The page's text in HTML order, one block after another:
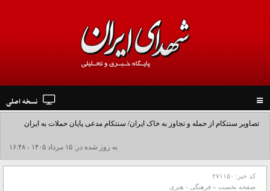
navigation
نسخه اصلی
تصاویر سنتکام از حمله و تجاوز به خاک ایران/ سنتکام مدعی پایان حملات به ایران
شد+فیلم به روز شده در: ۱۵ مرداد ۱۴۰۵ - ۱۶:۴۸
کد خبر: ۲۷۱۱۵۰
صفحه نخست » فرهنگی - هنری